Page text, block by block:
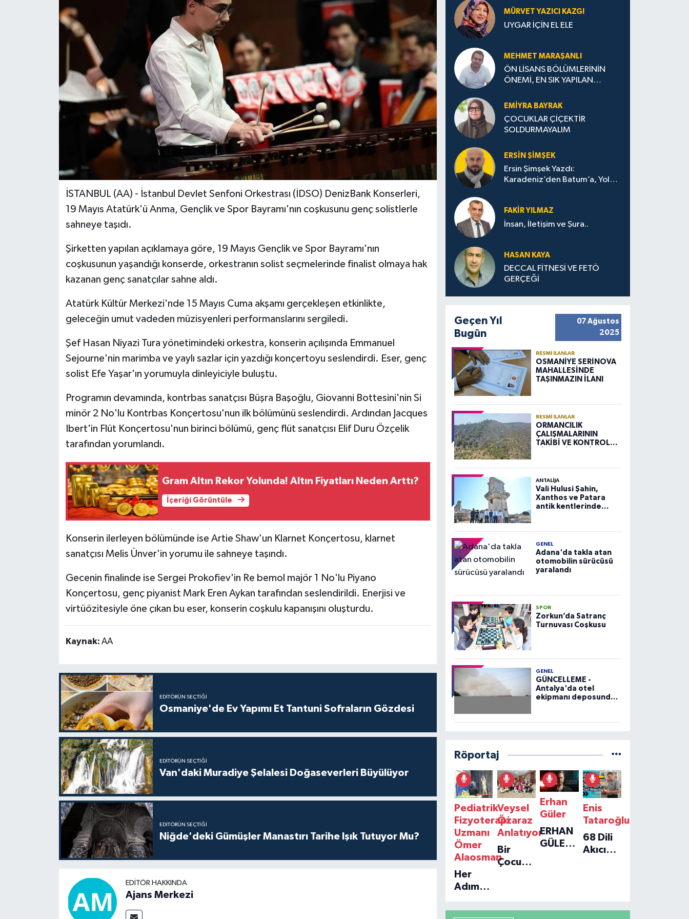
İSTANBUL (AA) - İstanbul Devlet Senfoni Orkestrası (İDSO) DenizBank Konserleri,
19 Mayıs Atatürk'ü Anma, Gençlik ve Spor Bayramı'nın coşkusunu genç solistlerle
sahneye taşıdı.
Şirketten yapılan açıklamaya göre, 19 Mayıs Gençlik ve Spor Bayramı'nın
coşkusunun yaşandığı konserde, orkestranın solist seçmelerinde finalist olmaya hak
kazanan genç sanatçılar sahne aldı.
Atatürk Kültür Merkezi'nde 15 Mayıs Cuma akşamı gerçekleşen etkinlikte,
geleceğin umut vadeden müzisyenleri performanslarını sergiledi.
Şef Hasan Niyazi Tura yönetimindeki orkestra, konserin açılışında Emmanuel
Sejourne'nin marimba ve yaylı sazlar için yazdığı konçertoyu seslendirdi. Eser, genç
solist Efe Yaşar'ın yorumuyla dinleyiciyle buluştu.
Programın devamında, kontrbas sanatçısı Büşra Başoğlu, Giovanni Bottesini'nin Si
minör 2 No'lu Kontrbas Konçertosu'nun ilk bölümünü seslendirdi. Ardından Jacques
Ibert'in Flüt Konçertosu'nun birinci bölümü, genç flüt sanatçısı Elif Duru Özçelik
tarafından yorumlandı.
Gram Altın Rekor Yolunda! Altın Fiyatları Neden Arttı?
İçeriği Görüntüle
Konserin ilerleyen bölümünde ise Artie Shaw'un Klarnet Konçertosu, klarnet
sanatçısı Melis Ünver'in yorumu ile sahneye taşındı.
Gecenin finalinde ise Sergei Prokofiev'in Re bemol majör 1 No'lu Piyano
Konçertosu, genç piyanist Mark Eren Aykan tarafından seslendirildi. Enerjisi ve
virtüözitesiyle öne çıkan bu eser, konserin coşkulu kapanışını oluşturdu.
Kaynak: AA
EDITÖRÜN SEÇTIĞI
Osmaniye'de Ev Yapımı Et Tantuni Sofraların Gözdesi
EDITÖRÜN SEÇTIĞI
Van'daki Muradiye Şelalesi Doğaseverleri Büyülüyor
EDITÖRÜN SEÇTIĞI
Niğde'deki Gümüşler Manastırı Tarihe Işık Tutuyor Mu?
EDITÖR HAKKINDA
Ajans Merkezi
MÜRVET YAZICI KAZGI
UYGAR İÇİN EL ELE
MEHMET MARAŞANLI
ÖN LİSANS BÖLÜMLERİNİN
ÖNEMİ, EN SIK YAPILAN
STRATEJİLERİ
EMIYRA BAYRAK
ÇOCUKLAR ÇİÇEKTİR
SOLDURMAYALIM
ERSIN ŞIMŞEK
Ersin Şimşek Yazdı:
Karadeniz’den Batum’a, Yolun
FAKIR YILMAZ
İnsan, İletişim ve Şura..
HASAN KAYA
DECCAL FİTNESİ VE FETÖ
GERÇEĞİ
Geçen Yıl
Bugün
07 Ağustos
2025
RESMI İLANLAR
OSMANİYE SERİNOVA
MAHALLESİNDE
TAŞINMAZIN İLANI
RESMI İLANLAR
ORMANCILIK
ÇALIŞMALARININ
TAKİBİ VE KONTROLÜ
ANTALIJA
Vali Hulusi Şahin,
Xanthos ve Patara
antik kentlerinde
GENEL
Adana'da takla atan
otomobilin sürücüsü
yaralandı
SPOR
Zorkun’da Satranç
Turnuvası Coşkusu
GENEL
GÜNCELLEME -
Antalya'da otel
ekipmanı deposunda
Röportaj
Pediatrik
Fizyoterapi
Uzmanı
Ömer
Alaosman
Her
Adım
Umut:
Veysel
Özaraz
Anlatıyor
Bir
Çocuğun
Yolculuğu
Erhan
Güler
ERHAN
GÜLER'IN
Enis
Tataroğlu
68 Dili
Akıcı